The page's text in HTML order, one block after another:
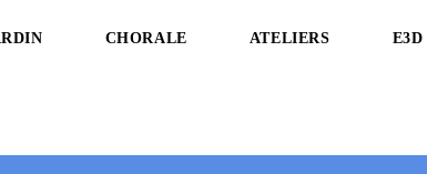
CHORALE ATELIERS E3D